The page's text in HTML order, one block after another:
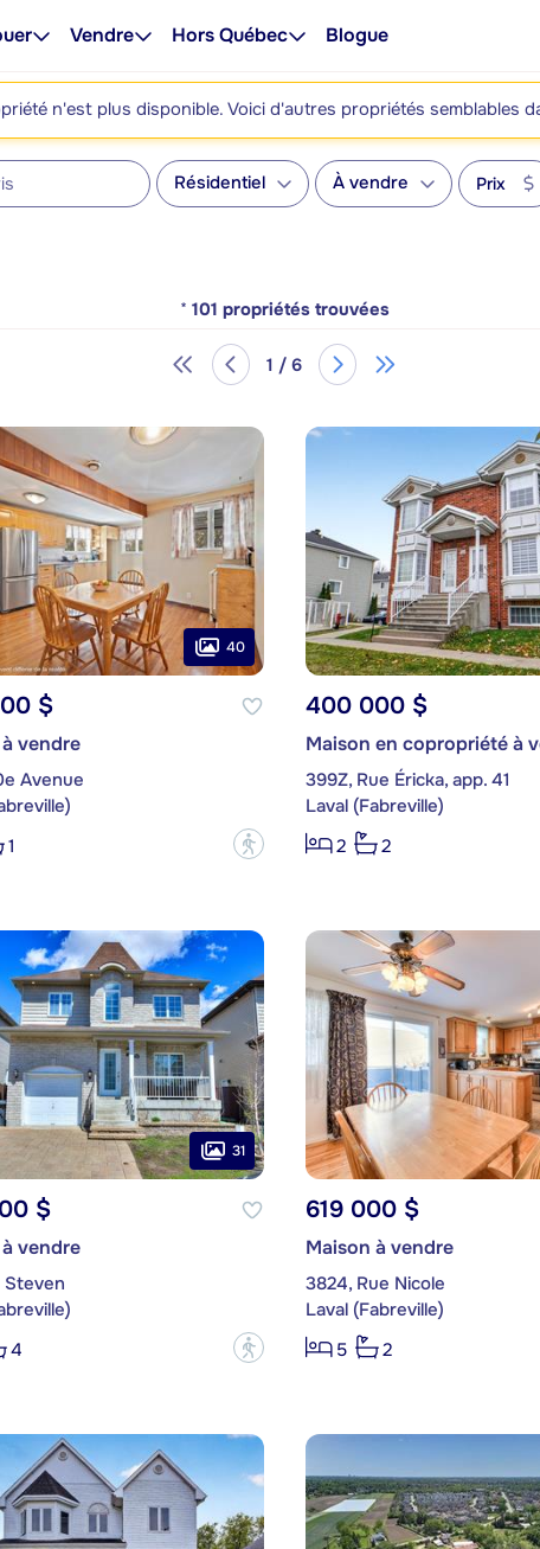
Vendre Hors Québec Blogue
n'est plus disponible. Voici d'autres propriétés semblables
Résidentiel À vendre Prix
* 101 propriétés trouvées
1 / 6
40
$
vendre
Avenue
1 ?
400 000 $
Maison en copropriété à
399Z, Rue Éricka, app. 41
Laval (Fabreville)
2
2
31
$
vendre
Steven
4 ?
619 000 $
Maison à vendre
3824, Rue Nicole
Laval (Fabreville)
5
2